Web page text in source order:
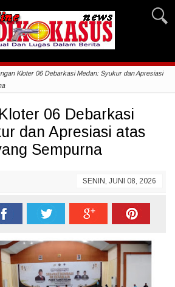
Kloter 06 Debarkasi Medan: Syukur dan Apresiasi
06 Debarkasi
dan Apresiasi atas
Sempurna
SENIN, JUNI 08, 2026